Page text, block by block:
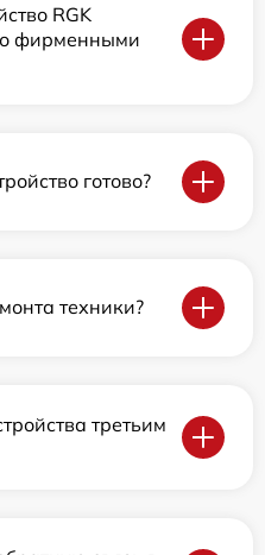
RGK
фирменными
готово?
техники?
третьим